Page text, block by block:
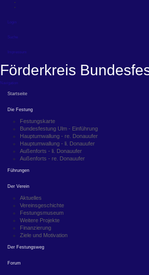
Login
Suche
Impressum
Förderkreis
Navigation
Startseite
Die Festung
Festungskarte
Bundesfestung Ulm - Einführung
Hauptumwallung - re. Donauufer
Hauptumwallung - li. Donauufer
Außenforts - li. Donauufer
Außenforts - re. Donauufer
Führungen
Der Verein
Aktuelles
Vereinsgeschichte
Festungsmuseum
Weitere Projekte
Finanzierung
Ziele und Motivation
Der Festungsweg
Forum